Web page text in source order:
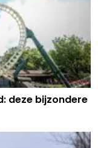
deze bijzondere